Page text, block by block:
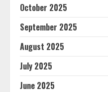
October 2025
September 2025
August 2025
July 2025
June 2025